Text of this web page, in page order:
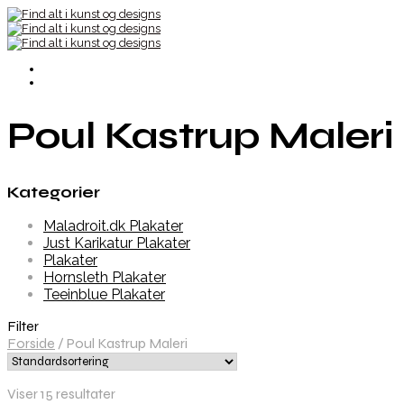
Poul Kastrup Maleri
Kategorier
Maladroit.dk Plakater
Just Karikatur Plakater
Plakater
Hornsleth Plakater
Teeinblue Plakater
Filter
Forside / Poul Kastrup Maleri
Viser 15 resultater